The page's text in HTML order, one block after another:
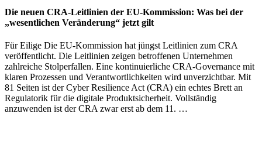
Die neuen CRA-Leitlinien der EU-Kommission: Was bei der
„wesentlichen Veränderung“ jetzt gilt
Für Eilige Die EU-Kommission hat jüngst Leitlinien zum CRA
veröffentlicht. Die Leitlinien zeigen betroffenen Unternehmen
zahlreiche Stolperfallen. Eine kontinuierliche CRA-Governance mit
klaren Prozessen und Verantwortlichkeiten wird unverzichtbar. Mit
81 Seiten ist der Cyber Resilience Act (CRA) ein echtes Brett an
Regulatorik für die digitale Produktsicherheit. Vollständig
anzuwenden ist der CRA zwar erst ab dem 11. …